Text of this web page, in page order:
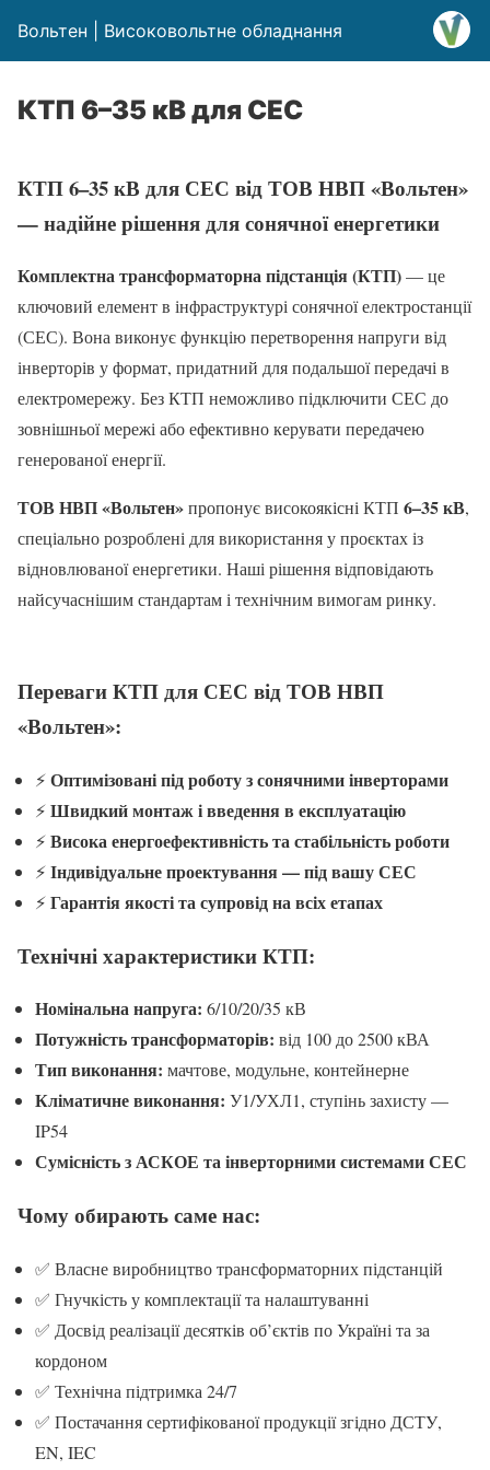
Вольтен | Високовольтне обладнання
КТП 6–35 кВ для СЕС
КТП 6–35 кВ для СЕС від ТОВ НВП «Вольтен»
— надійне рішення для сонячної енергетики
Комплектна трансформаторна підстанція (КТП)— це
ключовий елемент в інфраструктурі сонячної електростанції
(СЕС). Вона виконує функцію перетворення напруги від
інверторів у формат, придатний для подальшої передачі в
електромережу. Без КТП неможливо підключити СЕС до
зовнішньої мережі або ефективно керувати передачею
генерованої енергії.
ТОВ НВП «Вольтен»пропонує високоякісні КТП 6–35 кВ,
спеціально розроблені для використання у проєктах із
відновлюваної енергетики. Наші рішення відповідають
найсучаснішим стандартам і технічним вимогам ринку.
Переваги КТП для СЕС від ТОВ НВП
«Вольтен»:
⚡Оптимізовані під роботу з сонячними інверторами
⚡Швидкий монтаж і введення в експлуатацію
⚡Висока енергоефективність та стабільність роботи
⚡Індивідуальне проектування — під вашу СЕС
⚡Гарантія якості та супровід на всіх етапах
Технічні характеристики КТП:
Номінальна напруга: 6/10/20/35 кВ
Потужність трансформаторів: від 100 до 2500 кВА
Тип виконання: мачтове, модульне, контейнерне
Кліматичне виконання: У1/УХЛ1, ступінь захисту —
IP54
Сумісність з АСКОЕ та інверторними системами СЕС
Чому обирають саме нас:
✅ Власне виробництво трансформаторних підстанцій
✅ Гнучкість у комплектації та налаштуванні
✅ Досвід реалізації десятків об’єктів по Україні та за
кордоном
✅ Технічна підтримка 24/7
✅ Постачання сертифікованої продукції згідно ДСТУ,
EN, IEC